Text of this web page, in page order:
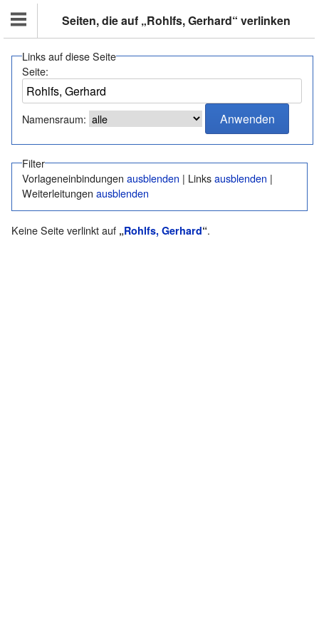
Seiten, die auf „Rohlfs, Gerhard“ verlinken
Links auf diese Seite
Seite:
Namensraum:
Filter
Vorlageneinbindungenausblenden | Linksausblenden |
Weiterleitungenausblenden
Keine Seite verlinkt auf „Rohlfs, Gerhard“.